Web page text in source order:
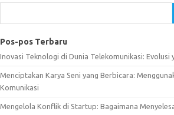
Pos-pos Terbaru
Inovasi Teknologi di Dunia Telekomunikasi: Evolusi
Menciptakan Karya Seni yang Berbicara:
Komunikasi
Mengelola Konflik di Startup: Bagaimana